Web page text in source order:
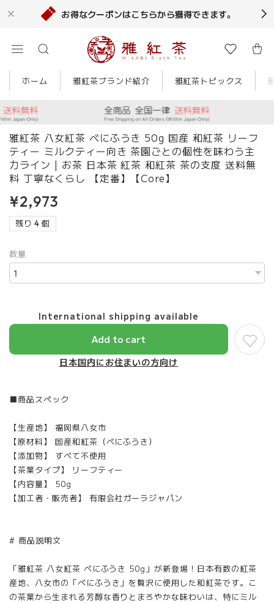
お得なクーポンはこちらから獲得できます。
ホーム 雅紅茶ブランド紹介 雅紅茶トピックス
雅紅茶 八女紅茶 べにふうき 50g 国産 和紅茶 リーフ
ティー ミルクティー向き 茶園ごとの個性を味わう主
力ライン | お茶 日本茶 紅茶 和紅茶 茶の支度 送料無
料 丁寧なくらし 【定番】【Core】
¥2,973
残り 4 個
数量
International shipping available
Add to cart
日本国内にお住まいの方向け
■商品スペック
【生産地】 福岡県八女市
【原材料】 国産和紅茶（べにふうき）
【添加物】 すべて不使用
【茶葉タイプ】 リーフティー
【内容量】 50g
【加工者・販売者】 有限会社ガーラジャパン
# 商品説明文
「雅紅茶 八女紅茶 べにふうき 50g」が新登場！日本有数の紅茶
産地、八女市の「べにふうき」を贅沢に使用した和紅茶です。こ
の茶葉から生まれる芳醇な香りとまろやかな味わいは、特にミル